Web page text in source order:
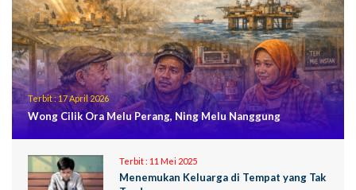
Terbit :17 April 2026
Wong Cilik Ora Melu Perang, Ning Melu Nanggung
Terbit : 11 Mei 2025
Menemukan Keluarga di Tempat yang Tak